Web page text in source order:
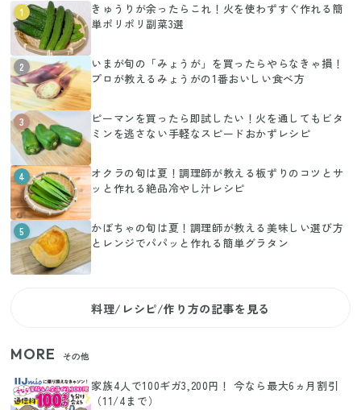
1
きゅうりが余ったらこれ！火を使わずすぐ作れる簡
単ポリポリ副菜3選
2
いまが旬の「みょうが」を買ったらやらなきゃ損！
プロが教えるみょうがの1番おいしい食べ方
3
ピーマンを買ったら即試したい！火を通してもビタ
ミンを逃さない手軽なスピードおかずレシピ
4
オクラの旬は夏！調理師が教える板ずりのコツとサ
ッと作れる絶品冷やし汁レシピ
5
かぼちゃの旬は夏！調理師が教える美味しい選び方
とレンジでパパッと作れる簡単グラタン
料理/レシピ/作り方の記事を見る
MORE その他
家族4人で100ギガ3,200円！ 今なら最大6ヵ月割引
（11/4まで）